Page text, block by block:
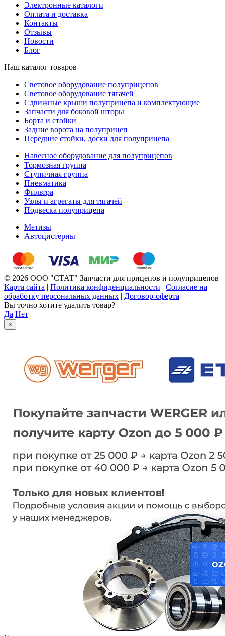
Электронные каталоги
Оплата и доставка
Контакты
Отзывы
Новости
Блог
Наш каталог товаров
Световое оборудование полуприцепов
Световое оборудование тягачей
Сдвижные крыши полуприцепа и комплектующие
Запчасти для боковой шторы
Борта и стойки
Задние ворота на полуприцеп
Передние стойки, доски для полуприцепа
Навесное оборудование для полуприцепов
Тормозная группа
Ступичная группа
Пневматика
Фильтра
Узлы и агрегаты для тягачей
Подвеска полуприцепа
Метизы
Автоцистерны
© 2026 ООО "СТАТ" Запчасти для прицепов и полуприцепов
Карта сайта | Политика конфиденциальности | Согласие на
обработку персональных данных | Договор-оферта
Вы точно хотите удалить товар?
Да Нет
×